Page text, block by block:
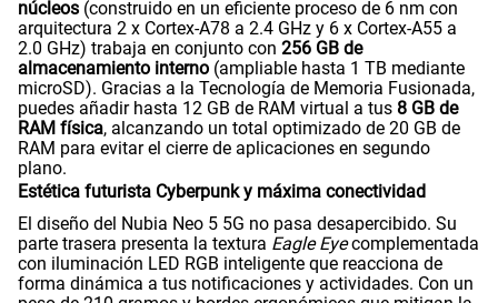
núcleos (construido en un eficiente proceso de 6 nm con
arquitectura 2 x Cortex-A78 a 2.4 GHz y 6 x Cortex-A55 a
2.0 GHz) trabaja en conjunto con 256 GB de
almacenamiento interno (ampliable hasta 1 TB mediante
microSD). Gracias a la Tecnología de Memoria Fusionada,
puedes añadir hasta 12 GB de RAM virtual a tus 8 GB de
RAM física, alcanzando un total optimizado de 20 GB de
RAM para evitar el cierre de aplicaciones en segundo
plano.
Estética futurista Cyberpunk y máxima conectividad
El diseño del Nubia Neo 5 5G no pasa desapercibido. Su
parte trasera presenta la textura Eagle Eyecomplementada
con iluminación LED RGB inteligente que reacciona de
forma dinámica a tus notificaciones y actividades. Con un